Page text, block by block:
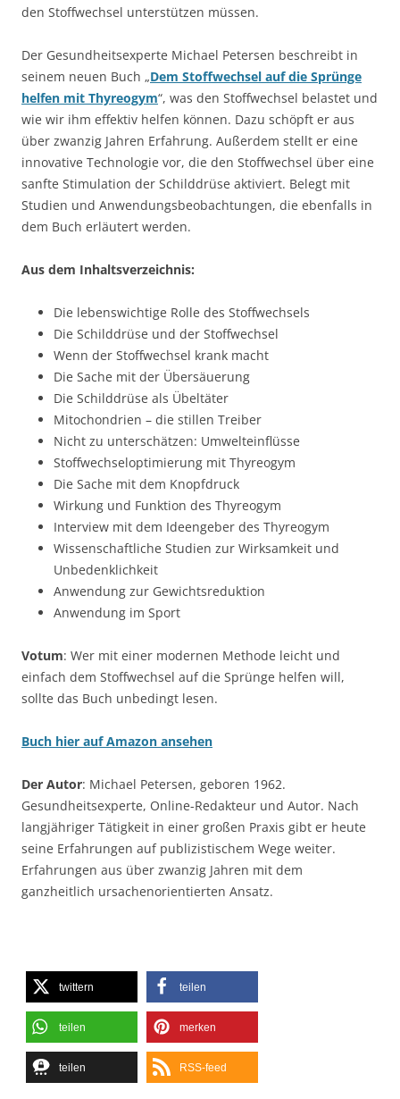
den Stoffwechsel unterstützen müssen.
Der Gesundheitsexperte Michael Petersen beschreibt in
seinem neuen Buch „Dem Stoffwechsel auf die Sprünge
helfen mit Thyreogym“, was den Stoffwechsel belastet und
wie wir ihm effektiv helfen können. Dazu schöpft er aus
über zwanzig Jahren Erfahrung. Außerdem stellt er eine
innovative Technologie vor, die den Stoffwechsel über eine
sanfte Stimulation der Schilddrüse aktiviert. Belegt mit
Studien und Anwendungsbeobachtungen, die ebenfalls in
dem Buch erläutert werden.
Aus dem Inhaltsverzeichnis:
Die lebenswichtige Rolle des Stoffwechsels
Die Schilddrüse und der Stoffwechsel
Wenn der Stoffwechsel krank macht
Die Sache mit der Übersäuerung
Die Schilddrüse als Übeltäter
Mitochondrien – die stillen Treiber
Nicht zu unterschätzen: Umwelteinflüsse
Stoffwechseloptimierung mit Thyreogym
Die Sache mit dem Knopfdruck
Wirkung und Funktion des Thyreogym
Interview mit dem Ideengeber des Thyreogym
Wissenschaftliche Studien zur Wirksamkeit und
Unbedenklichkeit
Anwendung zur Gewichtsreduktion
Anwendung im Sport
Votum: Wer mit einer modernen Methode leicht und
einfach dem Stoffwechsel auf die Sprünge helfen will,
sollte das Buch unbedingt lesen.
Buch hier auf Amazon ansehen
Der Autor: Michael Petersen, geboren 1962.
Gesundheitsexperte, Online-Redakteur und Autor. Nach
langjähriger Tätigkeit in einer großen Praxis gibt er heute
seine Erfahrungen auf publizistischem Wege weiter.
Erfahrungen aus über zwanzig Jahren mit dem
ganzheitlich ursachenorientierten Ansatz.
twittern teilen
teilen merken
teilen RSS-feed